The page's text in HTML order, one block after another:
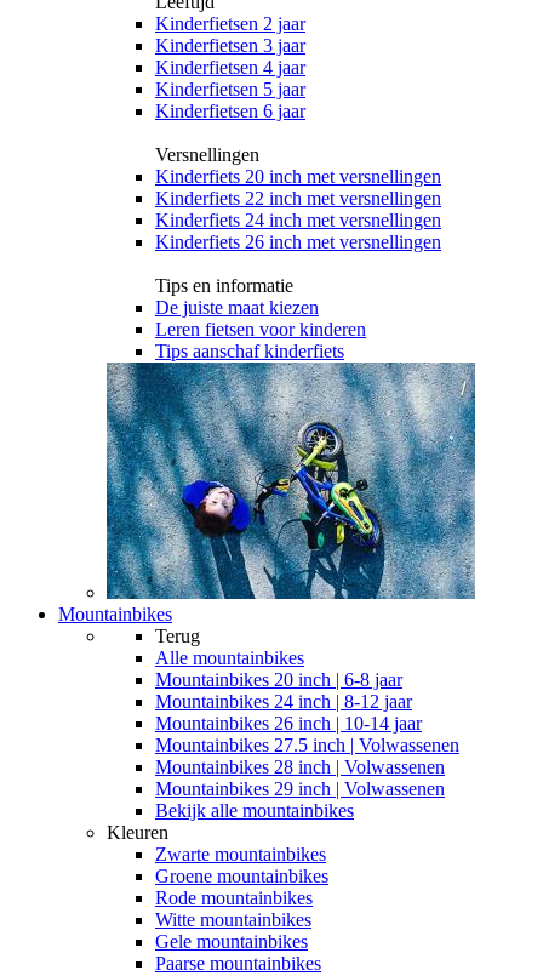
Kinderfietsen 2 jaar
Kinderfietsen 3 jaar
Kinderfietsen 4 jaar
Kinderfietsen 5 jaar
Kinderfietsen 6 jaar
Versnellingen
Kinderfiets 20 inch met versnellingen
Kinderfiets 22 inch met versnellingen
Kinderfiets 24 inch met versnellingen
Kinderfiets 26 inch met versnellingen
Tips en informatie
De juiste maat kiezen
Leren fietsen voor kinderen
Tips aanschaf kinderfiets
Mountainbikes
Terug
Alle mountainbikes
Mountainbikes 20 inch | 6-8 jaar
Mountainbikes 24 inch | 8-12 jaar
Mountainbikes 26 inch | 10-14 jaar
Mountainbikes 27.5 inch | Volwassenen
Mountainbikes 28 inch | Volwassenen
Mountainbikes 29 inch | Volwassenen
Bekijk alle mountainbikes
Kleuren
Zwarte mountainbikes
Groene mountainbikes
Rode mountainbikes
Witte mountainbikes
Gele mountainbikes
Paarse mountainbikes